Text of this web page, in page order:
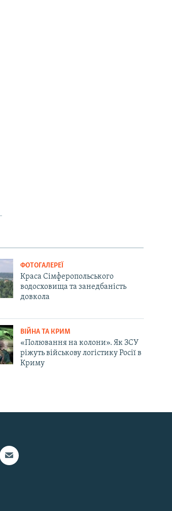
ФОТОГАЛЕРЕЇ
Краса Сімферопольського
водосховища та занедбаність
довкола
ВІЙНА ТА КРИМ
«Полювання на колони». Як ЗСУ
ріжуть військову логістику Росії в
Криму